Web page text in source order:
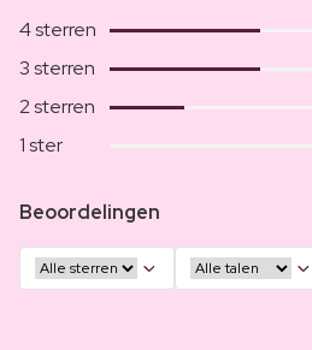
4 sterren
3 sterren
2 sterren
1 ster
Beoordelingen